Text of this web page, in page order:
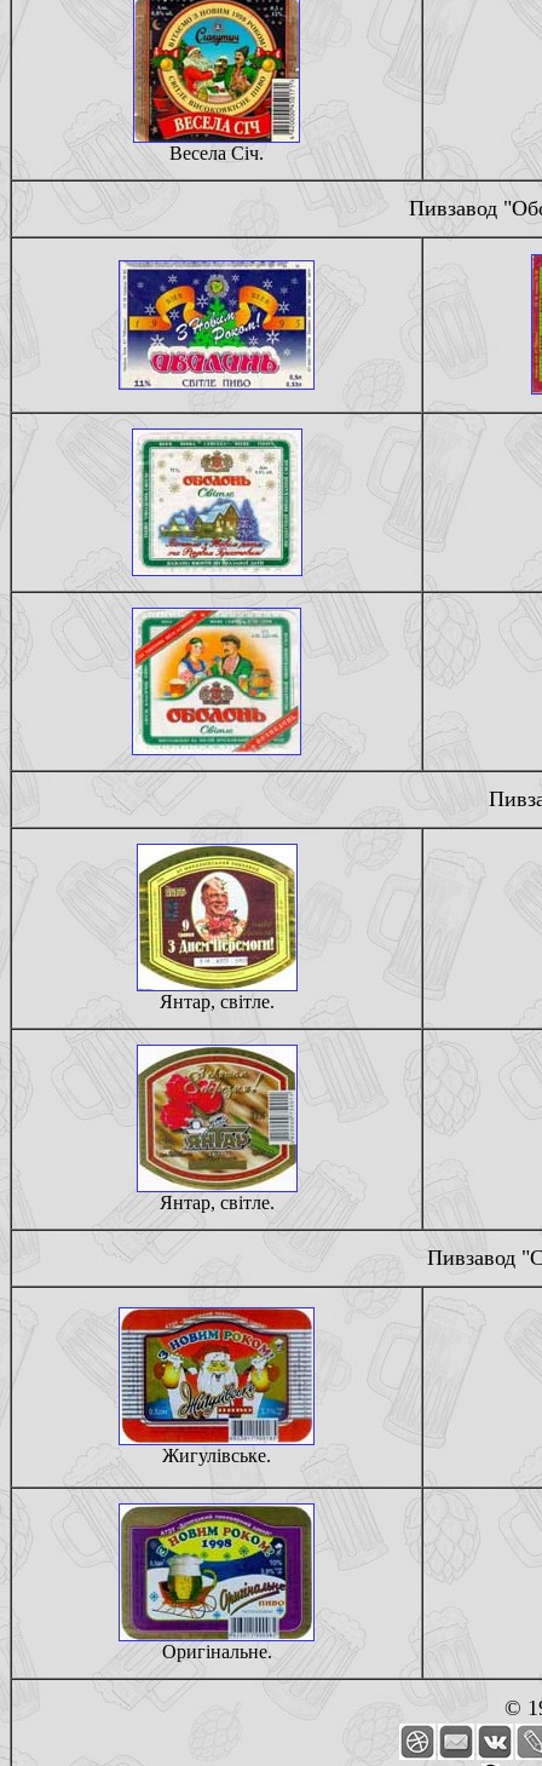
Весела Сiч.
Пивзавод
Янтар, свiтле.
Янтар, свiтле.
Пивзавод
Жигулiвське.
Оригiнальне.
©